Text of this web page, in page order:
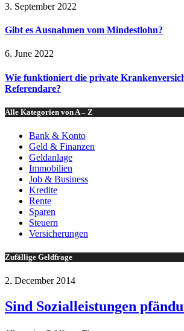
3. September 2022
Gibt es Ausnahmen vom Mindestlohn?
6. June 2022
Wie funktioniert die private
Referendare?
Alle Kategorien von A – Z
Bank & Konto
Geld & Finanzen
Geldanlage
Immobilien
Job & Business
Kredite
Rente
Sparen
Steuern
Versicherungen
Zufällige Geldfrage
2. December 2014
Sind Sozialleistungen